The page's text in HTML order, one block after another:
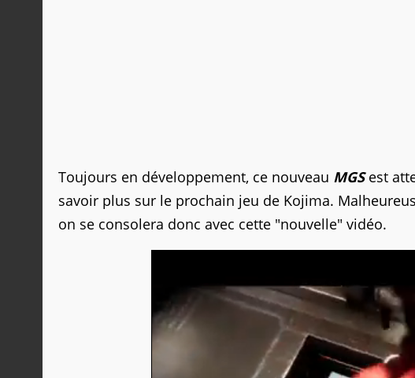
Toujours en développement, ce nouveau MGSest
savoir plus sur le prochain jeu de Kojima.
on se consolera donc avec cette "nouvelle" vidéo.